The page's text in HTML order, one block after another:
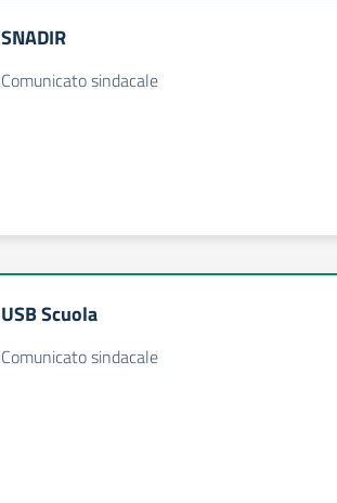
SNADIR
Comunicato sindacale
USB Scuola
Comunicato sindacale